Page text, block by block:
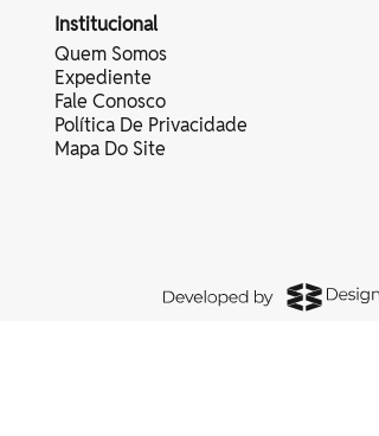
Institucional
Quem Somos
Expediente
Fale Conosco
Política De Privacidade
Mapa Do Site